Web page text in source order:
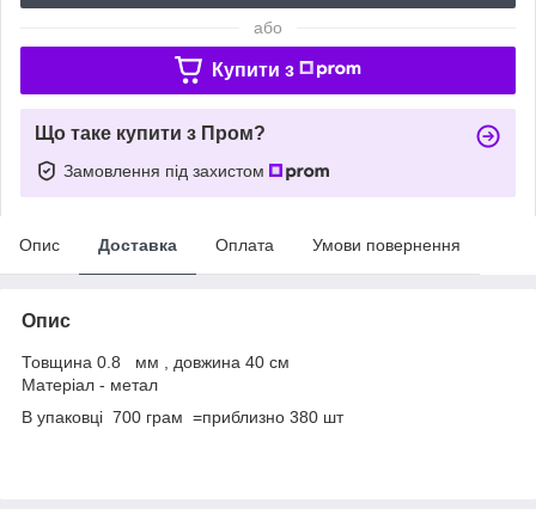
або
Купити з
Що таке купити з Пром?
Замовлення під захистом
Опис Доставка Оплата Умови повернення
Опис
Товщина 0.8 мм , довжина 40 см
Матеріал - метал
В упаковці 700 грам =приблизно 380 шт